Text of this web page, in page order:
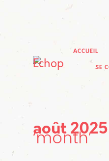
ACCUEIL
SE
août 2025
month